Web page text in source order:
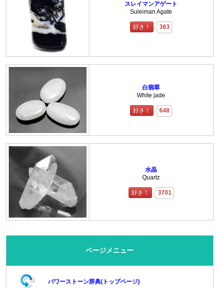
スレイマンアゲート
Suleiman Agate
好き！ 363
白翡翠
White jade
好き！ 648
水晶
Quartz
好き！ 3701
ページメニュー
パワーストーン辞典(トップページ)